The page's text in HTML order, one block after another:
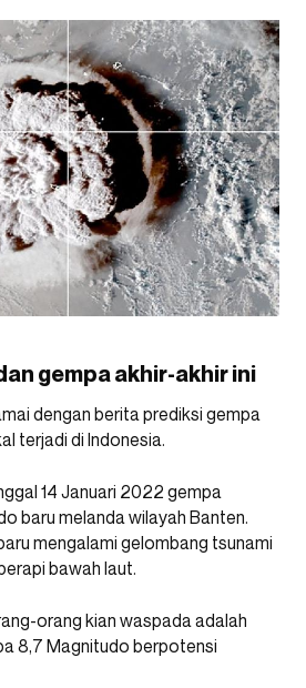
gempa akhir-akhir ini
dengan berita prediksi gempa
terjadi di Indonesia.
14 Januari 2022 gempa
baru melanda wilayah Banten.
mengalami gelombang tsunami
bawah laut.
orang kian waspada adalah
8,7 Magnitudo berpotensi